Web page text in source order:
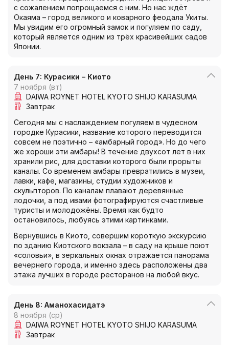
с сожалением попрощаемся с ним. Но нас ждёт
Окаяма – город великого и коварного феодала Укиты.
Мы увидим его огромный замок и погуляем по саду,
который является одним из трёх красивейших садов
Японии.
День 7: Курасики – Киото
7 ноября (вт)
DAIWA ROYNET HOTEL KYOTO SHIJO KARASUMA
Завтрак
Сегодня мы с наслаждением погуляем в чудесном
городке Курасики, название которого переводится
совсем не поэтично – «амбарный город». Но до чего
же хороши эти амбары! В течение двухсот лет в них
хранили рис, для доставки которого были прорыты
каналы. Со временем амбары превратились в музеи,
лавки, кафе, магазины, студии художников и
скульпторов. По каналам плавают деревянные
лодочки, а под ивами фотографируются счастливые
туристы и молодожёны. Время как будто
остановилось, любуясь этими картинками.
Вернувшись в Киото, совершим короткую экскурсию
по зданию Киотского вокзала – в саду на крыше поют
«соловьи», в зеркальных окнах отражается панорама
вечернего города, и именно здесь расположены два
этажа лучших в городе ресторанов на любой вкус.
День 8: Аманохасидатэ
8 ноября (ср)
DAIWA ROYNET HOTEL KYOTO SHIJO KARASUMA
Завтрак